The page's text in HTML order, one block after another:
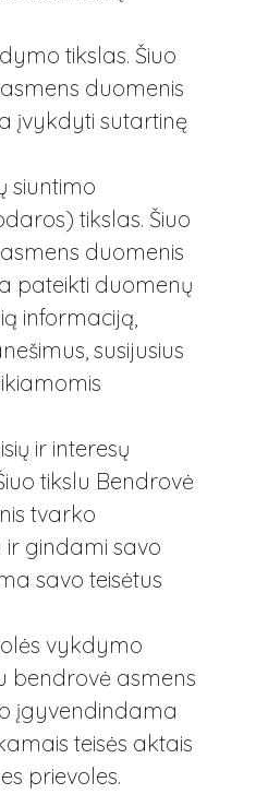
tikslas. Šiuo
duomenis
įvykdyti sutartinę
siuntimo
tikslas. Šiuo
duomenis
pateikti duomenų
informaciją,
susijusius
ir interesų
tikslu Bendrovė
tvarko
gindami savo
savo teisėtus
vykdymo
bendrovė asmens
įgyvendindama
teisės aktais
prievoles.